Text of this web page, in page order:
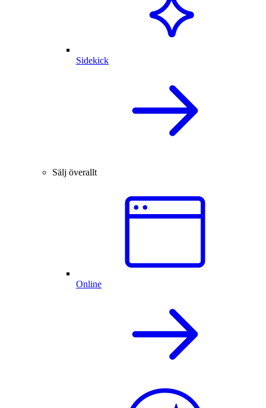
Sidekick
Sälj överallt
Online